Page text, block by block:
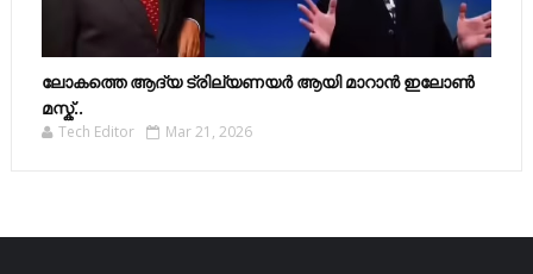
ലോകത്തെ ആദ്യ ട്രില്യണയർ ആയി മാറാൻ ഇലോൺ
മസ്ക്..
Tech Editor Mar 21, 2026